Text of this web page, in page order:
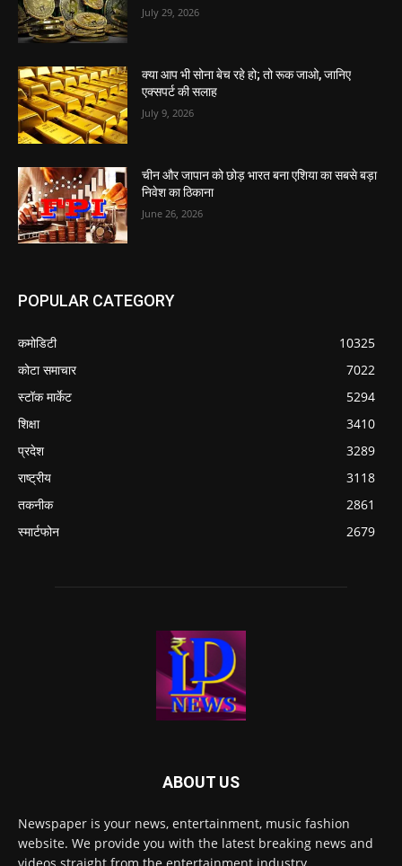
July 29, 2026
क्या आप भी सोना बेच रहे हो; तो रूक जाओ, जानिए
एक्सपर्ट की सलाह
July 9, 2026
चीन और जापान को छोड़ भारत बना एशिया का सबसे बड़ा
निवेश का ठिकाना
June 26, 2026
POPULAR CATEGORY
कमोडिटी
10325
कोटा समाचार
7022
स्टॉक मार्केट
5294
शिक्षा
3410
प्रदेश
3289
राष्ट्रीय
3118
तकनीक
2861
स्मार्टफोन
2679
ABOUT US
Newspaper is your news, entertainment, music fashion
website. We provide you with the latest breaking news and